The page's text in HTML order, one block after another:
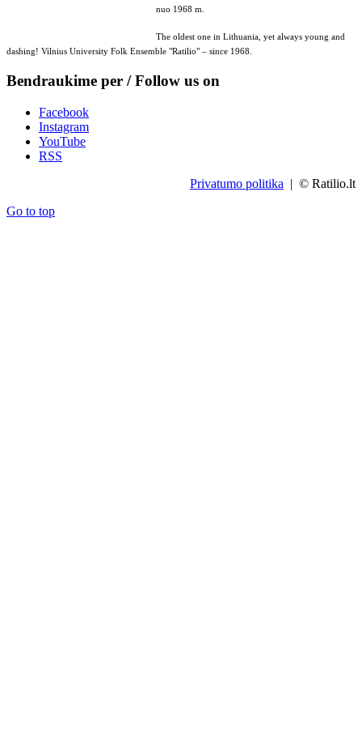
nuo 1968 m.
The oldest one in Lithuania, yet always young and
dashing! Vilnius University Folk Ensemble "Ratilio" – since 1968.
Bendraukime per / Follow us on
Facebook
Instagram
YouTube
RSS
Privatumo politika | © Ratilio.lt
Go to top